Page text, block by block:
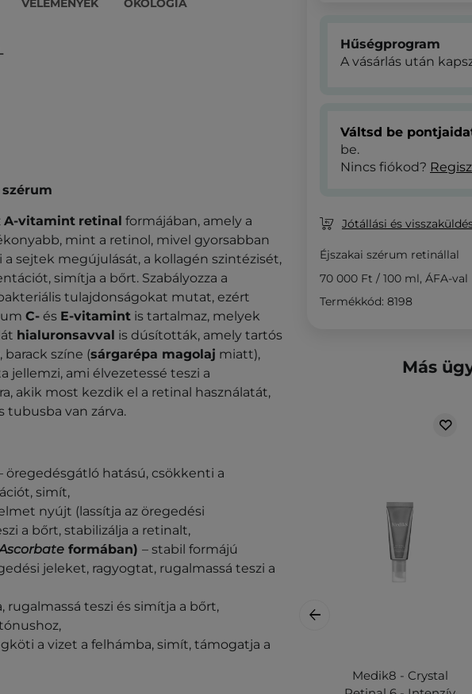
VÉLEMÉNYEK ÖKOLÓGIA
A-vitamint retinal formájában, amely a
mint a retinol, mivel gyorsabban
sejtek megújulását, a kollagén szintézisét,
simítja a bőrt. Szabályozza a
tulajdonságokat mutat, ezért
C- és E-vitamint is tartalmaz, melyek
hialuronsavval is dúsították, amely tartós
színe (sárgarépa magolaj miatt),
jellemzi, ami élvezetessé teszi a
akik most kezdik el a retinal használatát,
tubusba van zárva.
öregedésgátló hatású, csökkenti a
simít,
nyújt (lassítja az öregedési
a bőrt, stabilizálja a retinalt,
formában) – stabil formájú
jeleket, ragyogtat, rugalmassá teszi a
rugalmassá teszi és simítja a bőrt,
a vizet a felhámba, simít, támogatja a
Hűségprogram
A vásárlás után
Váltsd be
be.
Nincs fiókod?
Jótállási és
Éjszakai szérum retinállal
70 000 Ft / 100 ml, ÁFA-val
Termékkód: 8198
Más
Medik8 - Crystal